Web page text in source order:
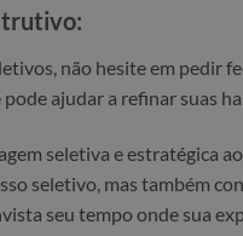
não hesite em pedir
ajudar a refinar suas
seletiva e estratégica
seletivo, mas também
seu tempo onde sua